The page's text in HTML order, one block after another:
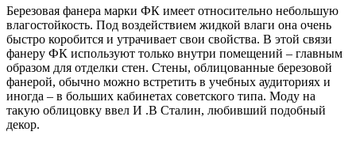
Березовая фанера марки ФК имеет относительно небольшую
влагостойкость. Под воздействием жидкой влаги она очень
быстро коробится и утрачивает свои свойства. В этой связи
фанеру ФК используют только внутри помещений – главным
образом для отделки стен. Стены, облицованные березовой
фанерой, обычно можно встретить в учебных аудиториях и
иногда – в больших кабинетах советского типа. Моду на
такую облицовку ввел И .В Сталин, любивший подобный
декор.